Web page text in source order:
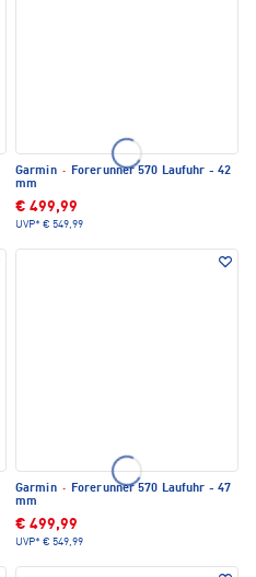
Garmin · Forerunner 570 Laufuhr - 42
mm
€ 499,99
UVP* € 549,99
Garmin · Forerunner 570 Laufuhr - 47
mm
€ 499,99
UVP* € 549,99